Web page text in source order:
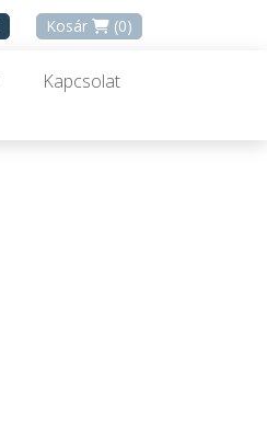
Kosár (0)
Kapcsolat